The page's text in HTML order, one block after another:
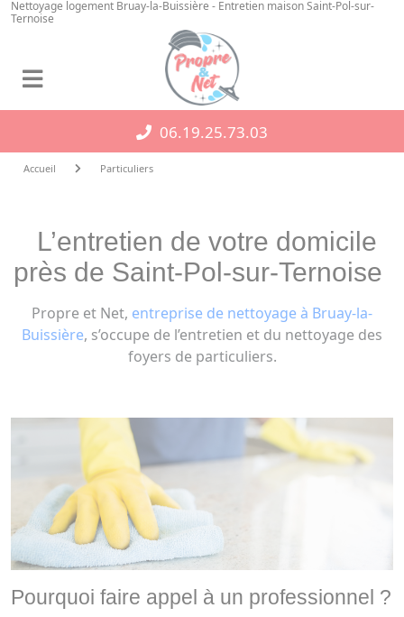
Nettoyage logement Bruay-la-Buissière - Entretien maison Saint-Pol-sur-
Ternoise
06.19.25.73.03
Accueil Particuliers
L’entretien de votre domicile
près de Saint-Pol-sur-Ternoise
Propre et Net, entreprise de nettoyage à Bruay-la-
Buissière, s’occupe de l’entretien et du nettoyage des
foyers de particuliers.
Pourquoi faire appel à un professionnel ?
Panneau de gestion des cookies